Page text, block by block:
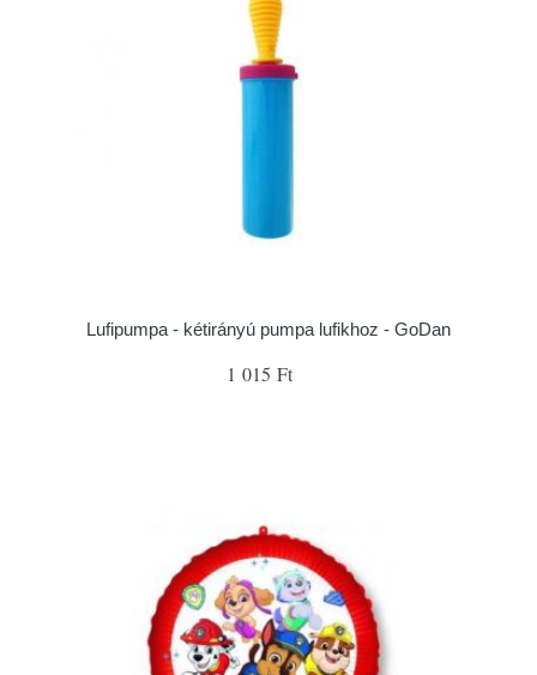
Lufipumpa - kétirányú pumpa lufikhoz - GoDan
1 015 Ft